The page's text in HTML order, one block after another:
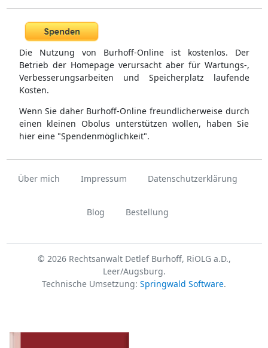
Die Nutzung von Burhoff-Online ist kostenlos. Der
Betrieb der Homepage verursacht aber für Wartungs-,
Verbesserungsarbeiten und Speicherplatz laufende
Kosten.
Wenn Sie daher Burhoff-Online freundlicherweise durch
einen kleinen Obolus unterstützen wollen, haben Sie
hier eine "Spendenmöglichkeit".
Über mich Impressum Datenschutzerklärung
Blog Bestellung
© 2026 Rechtsanwalt Detlef Burhoff, RiOLG a.D.,
Leer/Augsburg.
Technische Umsetzung: Springwald Software.